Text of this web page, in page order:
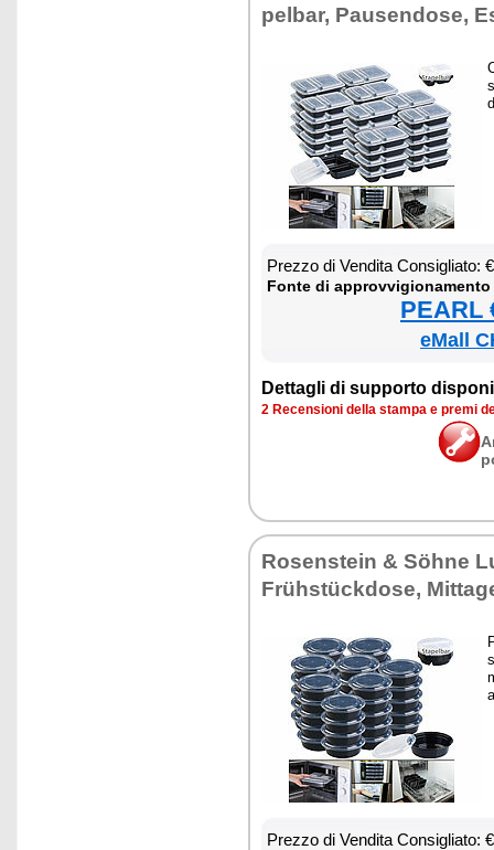
pel­bar, Pau­sen­do­se,
Prez­zo di Ven­di­ta Con­si­glia­to:
Fon­te di
PEARL
eMall
Det­ta­gli di sup­por­to
2 Re­cen­sio­ni del­la stam­pa e pre­mi
Ro­sen­stein & Söhne
Frühstück­do­se,
Prez­zo di Ven­di­ta Con­si­glia­to: